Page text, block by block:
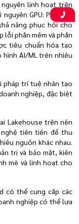
linh hoạt trên
GPU: Phân bổ
năng phục hồi cho
phần mềm và phần
tiêu chuẩn hóa tạo
hình AI/ML trên nhiều
pháp trí tuệ nhân tạo
nghiệp, đặc biệt
Lakehouse trên nền
tiên tiến để thu
nguồn khác nhau.
trị và bảo mật, kiến
mẽ và linh hoạt cho
có thể cung cấp các
nghiệp có thể lựa